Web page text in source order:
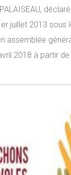
juillet 2013 sous
assemblée
2018 à partir de